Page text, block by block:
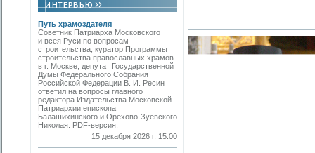
Путь храмоздателя
Советник Патриарха Московского
и всея Руси по вопросам
строительства, куратор Программы
строительства православных храмов
в г. Москве, депутат Государственной
Думы Федерального Собрания
Российской Федерации В. И. Ресин
ответил на вопросы главного
редактора Издательства Московской
Патриархии епископа
Балашихинского и Орехово-Зуевского
Николая. PDF-версия.
15 декабря 2026 г. 15:00